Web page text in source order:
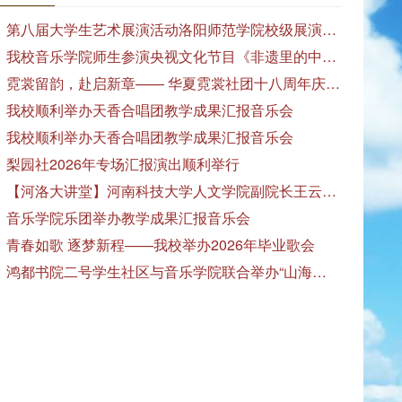
第八届大学生艺术展演活动洛阳师范学院校级展演——艺术作品专场展览在美术与艺术学院顺利开展
我校音乐学院师生参演央视文化节目《非遗里的中国》
霓裳留韵，赴启新章—— 华夏霓裳社团十八周年庆暨毕业季特别演出圆满落幕
我校顺利举办天香合唱团教学成果汇报音乐会
我校顺利举办天香合唱团教学成果汇报音乐会
梨园社2026年专场汇报演出顺利举行
【河洛大讲堂】河南科技大学人文学院副院长王云红教授应邀作专题讲座
音乐学院乐团举办教学成果汇报音乐会
青春如歌 逐梦新程——我校举办2026年毕业歌会
鸿都书院二号学生社区与音乐学院联合举办“山海诗恋”合唱思政汇报音乐会